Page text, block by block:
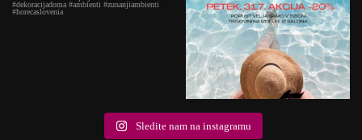
Sledite nam na instagramu